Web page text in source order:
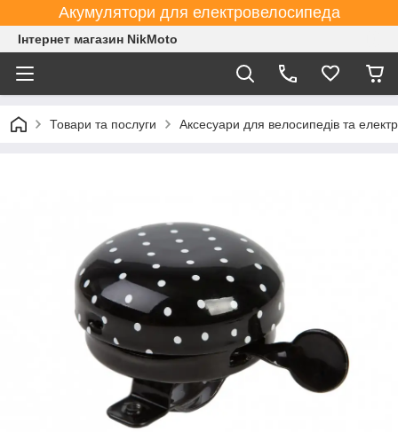
Акумулятори для електровелосипеда
Інтернет магазин NikMoto
Товари та послуги Аксесуари для велосипедів та